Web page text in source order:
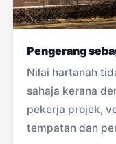
Pengerang
Nilai hartanah
sahaja kerana
pekerja projek,
tempatan dan